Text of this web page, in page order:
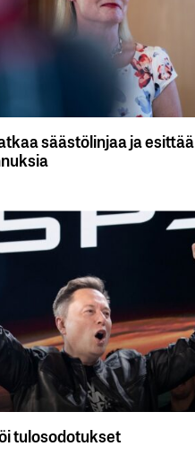
säästölinjaa ja esittää
tulosodotukset